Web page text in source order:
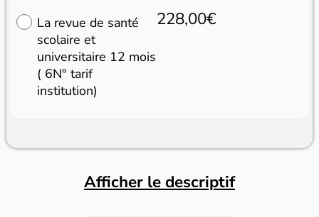
La revue de santé
scolaire et
universitaire 12 mois
( 6N° tarif
institution)
228,00€
Afficher le descriptif